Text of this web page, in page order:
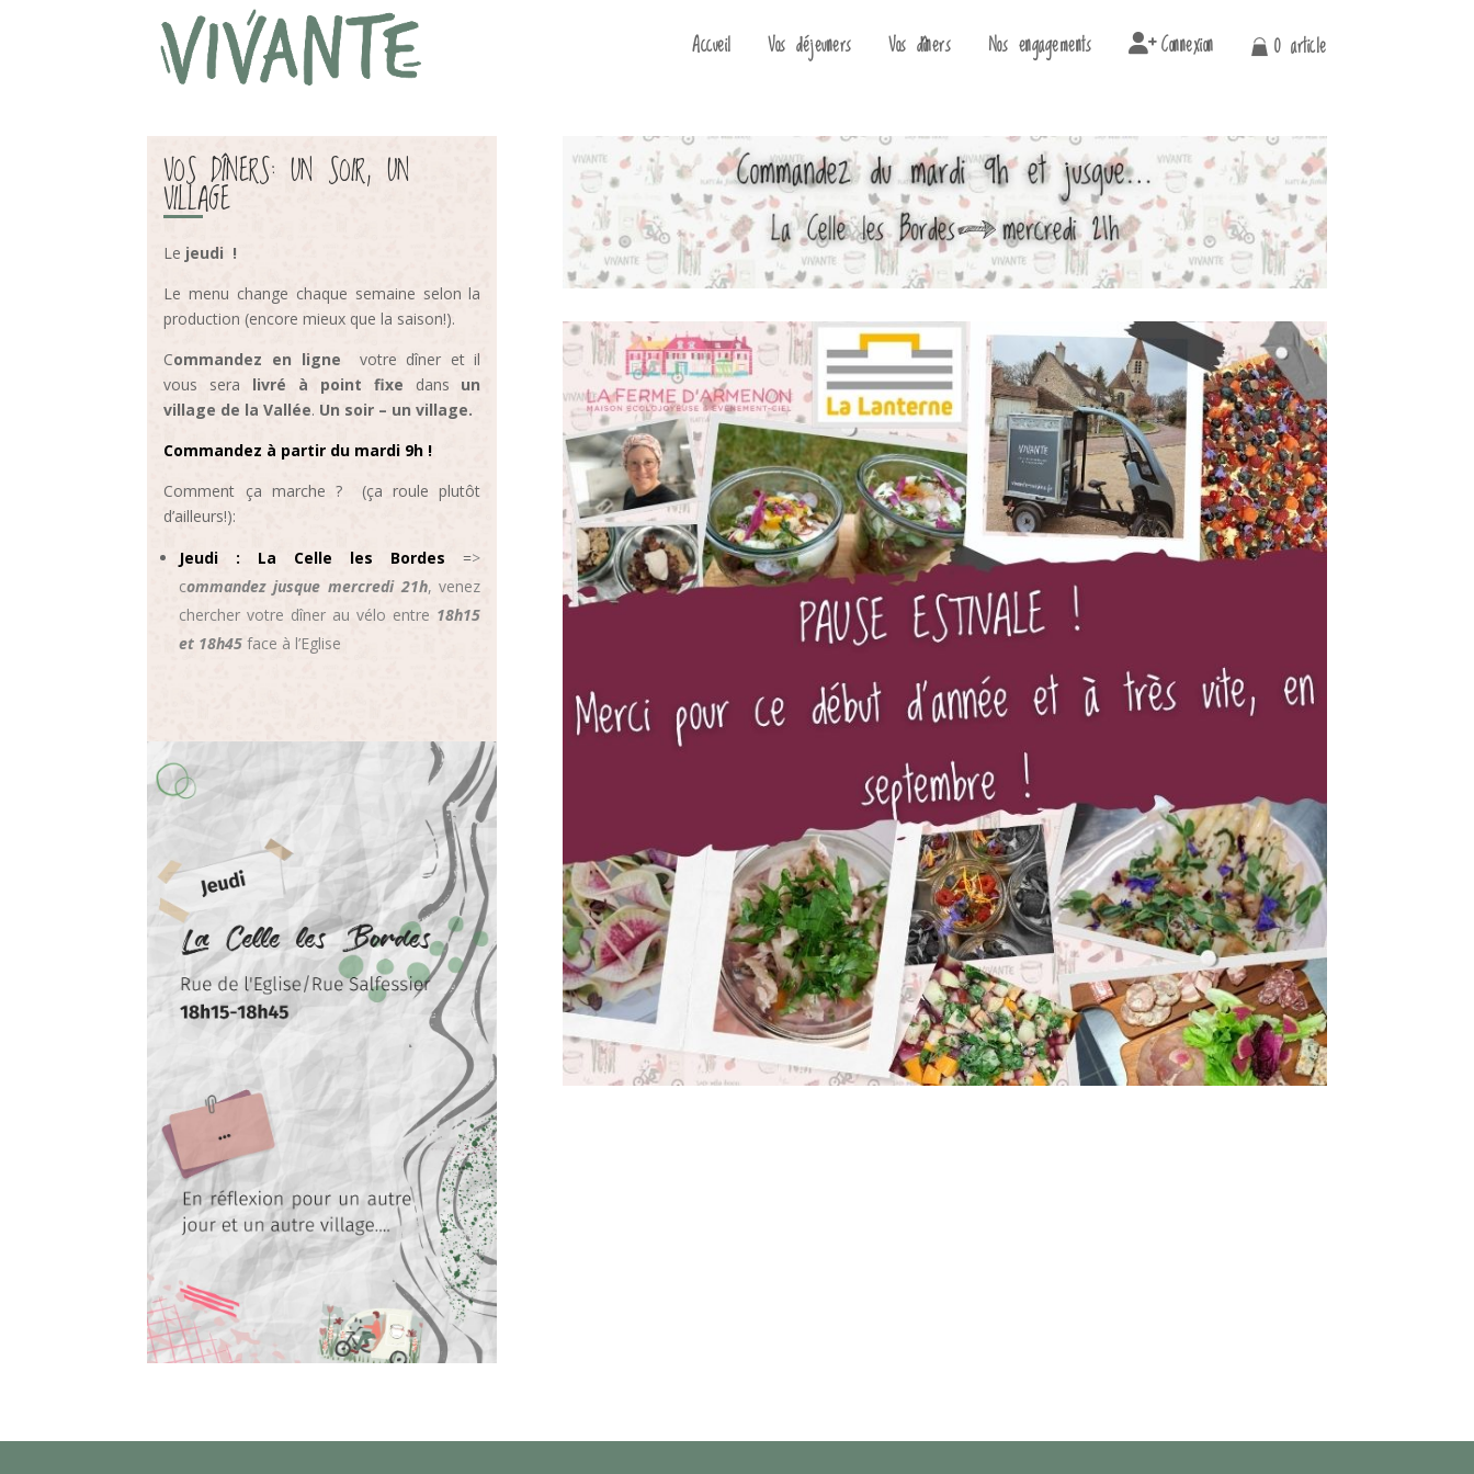
Accueil Vos déjeuners Vos dîners Nos engagements Connexion 0 article
VOS DÎNERS: UN SOIR, UN
VILLAGE
Le jeudi !
Le menu change chaque semaine selon la
production (encore mieux que la saison!).
Commandez en ligne votre dîner et il
vous sera livré à point fixe dans un
village de la Vallée. Un soir – un village.
Commandez à partir du mardi 9h !
Comment ça marche ? (ça roule plutôt
d’ailleurs!):
Jeudi : La Celle les Bordes =>
commandez jusque mercredi 21h, venez
chercher votre dîner au vélo entre 18h15
et 18h45 face à l’Eglise